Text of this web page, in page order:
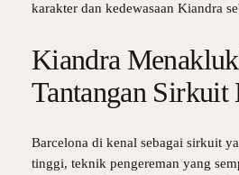
karakter dan kedewasaan Kiandra
Kiandra
Tantangan Sirkuit
Barcelona di kenal sebagai sirkuit
tinggi, teknik pengereman yang